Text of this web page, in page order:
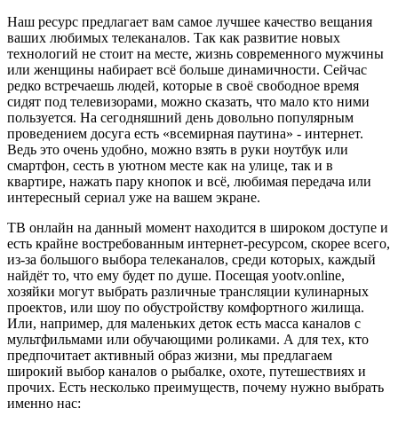
Наш ресурс предлагает вам самое лучшее качество вещания
ваших любимых телеканалов. Так как развитие новых
технологий не стоит на месте, жизнь современного мужчины
или женщины набирает всё больше динамичности. Сейчас
редко встречаешь людей, которые в своё свободное время
сидят под телевизорами, можно сказать, что мало кто ними
пользуется. На сегодняшний день довольно популярным
проведением досуга есть «всемирная паутина» - интернет.
Ведь это очень удобно, можно взять в руки ноутбук или
смартфон, сесть в уютном месте как на улице, так и в
квартире, нажать пару кнопок и всё, любимая передача или
интересный сериал уже на вашем экране.
ТВ онлайн на данный момент находится в широком доступе и
есть крайне востребованным интернет-ресурсом, скорее всего,
из-за большого выбора телеканалов, среди которых, каждый
найдёт то, что ему будет по душе. Посещая yootv.online,
хозяйки могут выбрать различные трансляции кулинарных
проектов, или шоу по обустройству комфортного жилища.
Или, например, для маленьких деток есть масса каналов с
мультфильмами или обучающими роликами. А для тех, кто
предпочитает активный образ жизни, мы предлагаем
широкий выбор каналов о рыбалке, охоте, путешествиях и
прочих. Есть несколько преимуществ, почему нужно выбрать
именно нас: